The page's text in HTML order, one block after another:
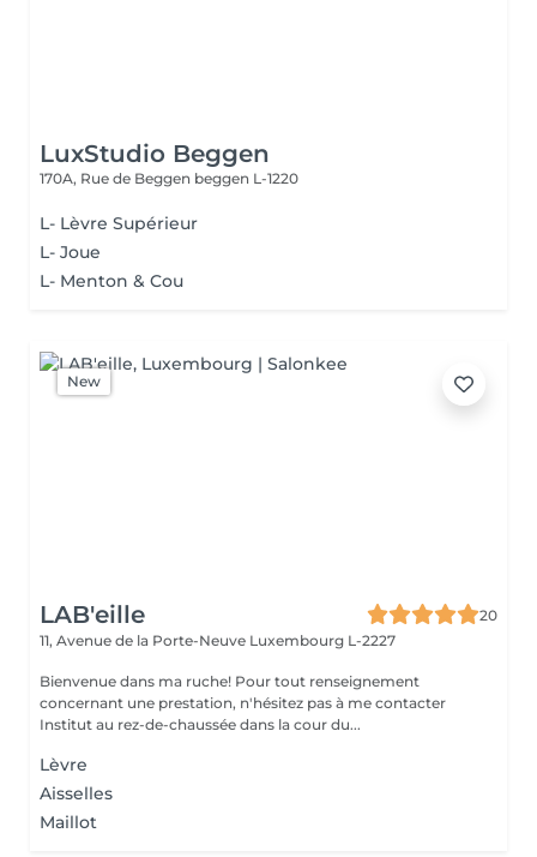
LuxStudio Beggen
170A, Rue de Beggen beggen L-1220
L- Lèvre Supérieur
L- Joue
L- Menton & Cou
New
LAB'eille
20
11, Avenue de la Porte-Neuve Luxembourg L-2227
Bienvenue dans ma ruche! Pour tout renseignement
concernant une prestation, n'hésitez pas à me contacter
Institut au rez-de-chaussée dans la cour du...
Lèvre
Aisselles
Maillot